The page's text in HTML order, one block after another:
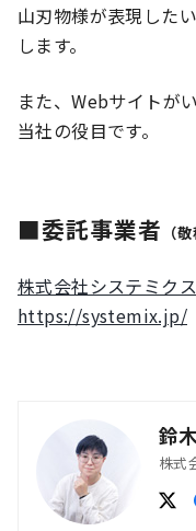
山刃物様が表現した
します。
また、Webサイトが
当社の役目です。
■委託事業者 （
株式会社システミクス
https://systemix.jp/
鈴
株式